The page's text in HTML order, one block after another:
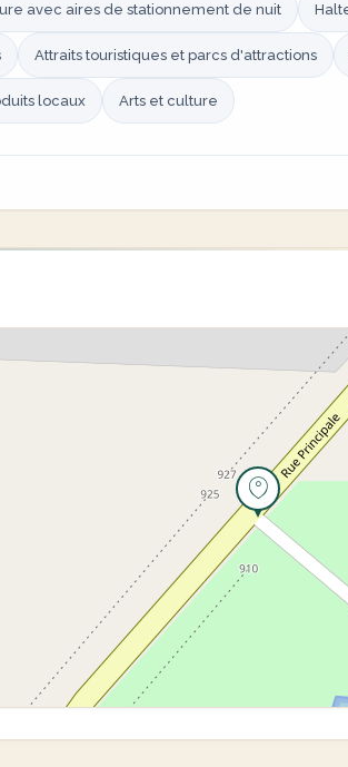
avec aires de stationnement de nuit
Attraits touristiques et parcs d'attractions
locaux Arts et culture